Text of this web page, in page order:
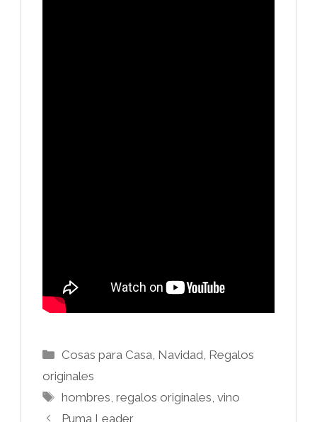
Categorías
Cosas para Casa, Navidad, Regalos
originales
Etiquetas
hombres,regalos originales,vino
Puma Leader